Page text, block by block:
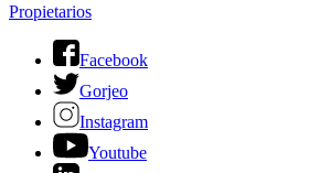
Propietarios
Facebook
Gorjeo
Instagram
Youtube